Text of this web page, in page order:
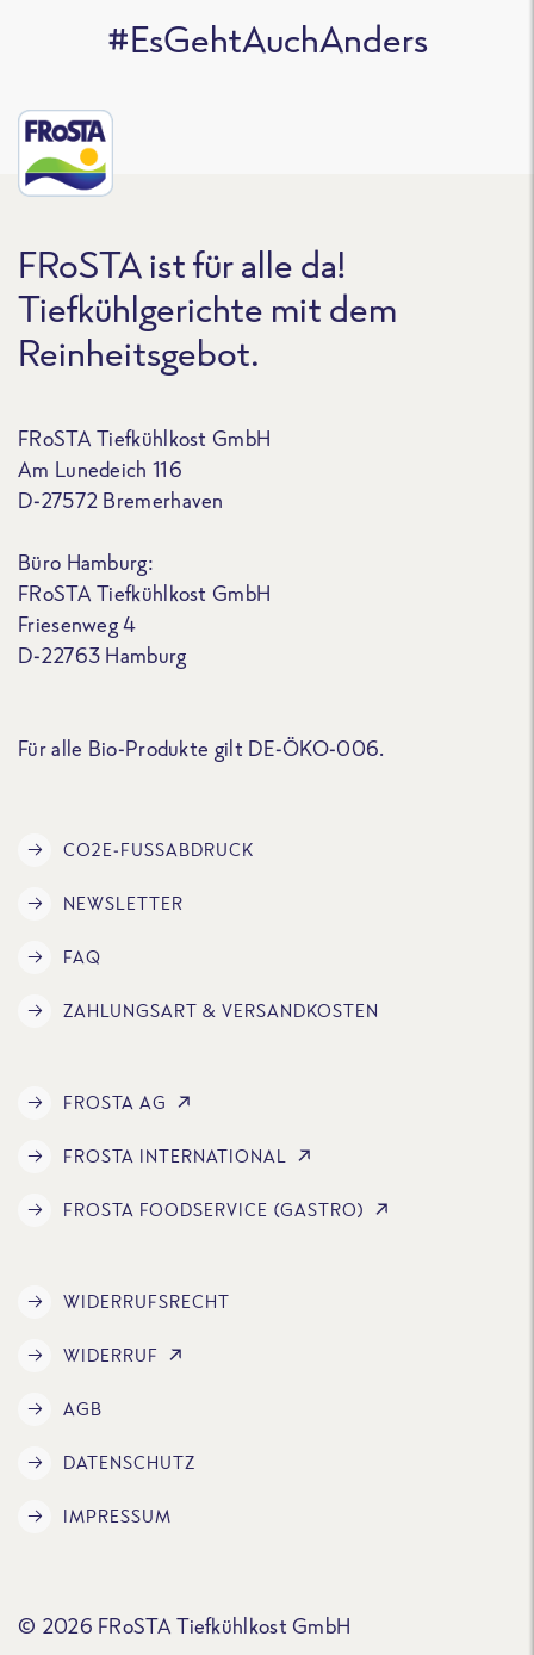
#EsGehtAuchAnders
FRoSTA ist für alle da!
Tiefkühlgerichte mit dem
Reinheitsgebot.
FRoSTA Tiefkühlkost GmbH
Am Lunedeich 116
D-27572 Bremerhaven
Büro Hamburg:
FRoSTA Tiefkühlkost GmbH
Friesenweg 4
D-22763 Hamburg
Für alle Bio-Produkte gilt DE-ÖKO-006.
CO2E-FUSSABDRUCK
NEWSLETTER
FAQ
ZAHLUNGSART & VERSANDKOSTEN
FROSTA AG
FROSTA INTERNATIONAL
FROSTA FOODSERVICE (GASTRO)
WIDERRUFSRECHT
WIDERRUF
AGB
DATENSCHUTZ
IMPRESSUM
© 2026 FRoSTA Tiefkühlkost GmbH